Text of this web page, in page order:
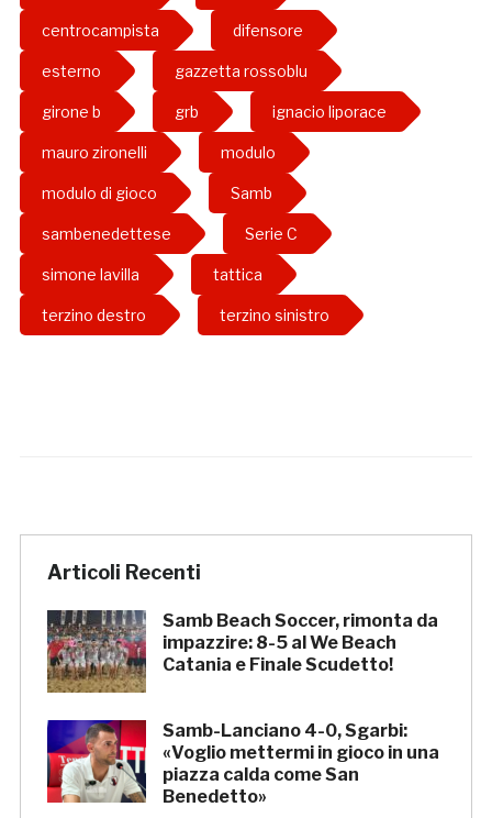
centrocampista difensore
esterno gazzetta rossoblu
girone b grb ignacio liporace
mauro zironelli modulo
modulo di gioco Samb
sambenedettese Serie C
simone lavilla tattica
terzino destro terzino sinistro
Articoli Recenti
Samb Beach Soccer, rimonta da
impazzire: 8-5 al We Beach
Catania e Finale Scudetto!
Samb-Lanciano 4-0, Sgarbi:
«Voglio mettermi in gioco in una
piazza calda come San
Benedetto»